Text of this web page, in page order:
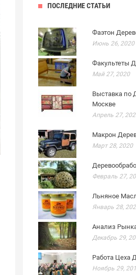
ПОСЛЕДНИЕ СТАТЬИ
Фаэтон
Июнь 26, 2020
Факультеты
Май 27, 2020
Выставка по
Москве
Апрель 27,
Макрон
Март 28, 2020
Февраль 27,
Льняное
Январь 28,
Анализ
Декабрь 29,
Работа Цеха
Ноябрь 29,